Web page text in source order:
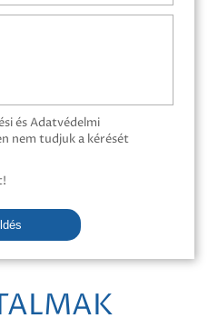
és Adatvédelmi
nem tudjuk a kérését